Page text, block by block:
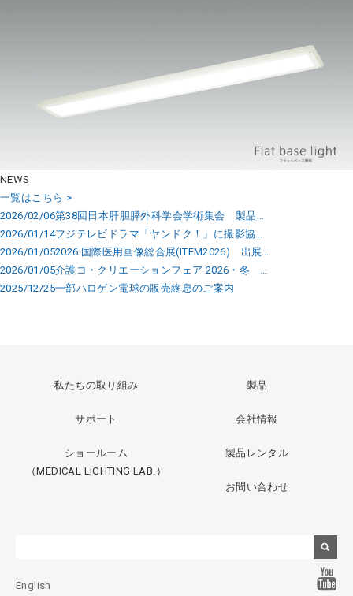
NEWS
一覧はこちら >
2026/02/06第38回日本肝胆膵外科学会学術集会 製品…
2026/01/14フジテレビドラマ「ヤンドク！」に撮影協…
2026/01/052026 国際医用画像総合展(ITEM2026) 出展…
2026/01/05介護コ・クリエーションフェア 2026・冬 …
2025/12/25一部ハロゲン電球の販売終息のご案内
私たちの取り組み 製品
サポート 会社情報
ショールーム
（MEDICAL LIGHTING LAB.）
製品レンタル
お問い合わせ
English